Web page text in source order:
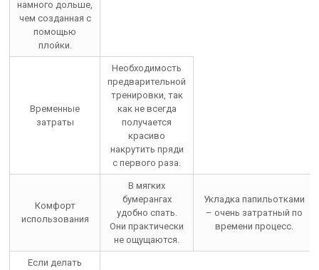
намного дольше,
чем созданная с
помощью
плойки.
Временные
затраты
Необходимость
предварительной
тренировки, так
как не всегда
получается
красиво
накрутить пряди
с первого раза.
Комфорт
использования
В мягких
бумерангах
удобно спать.
Они практически
не ощущаются.
Укладка папильотками
– очень затратный по
времени процесс.
Если делать